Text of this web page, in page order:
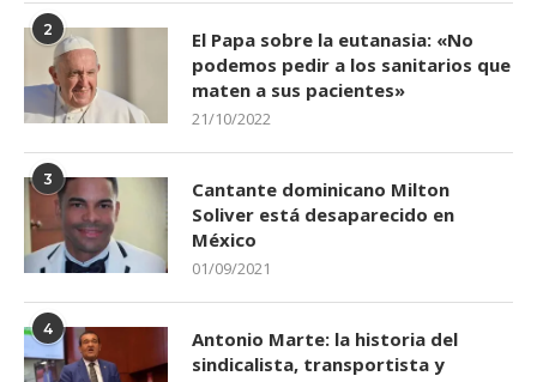
2
El Papa sobre la eutanasia: «No
podemos pedir a los sanitarios que
maten a sus pacientes»
21/10/2022
3
Cantante dominicano Milton
Soliver está desaparecido en
México
01/09/2021
4
Antonio Marte: la historia del
sindicalista, transportista y